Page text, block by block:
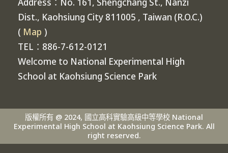
Dist., Kaohsiung City 811005 , Taiwan (R.O.C.)
( Map )
TEL：886-7-612-0121
Welcome to National Experimental High
School at Kaohsiung Science Park
版權所有 @ 2024, 國立高科實驗高級中等學校 National
Experimental High School at Kaohsiung Science Park. All
right reserved.